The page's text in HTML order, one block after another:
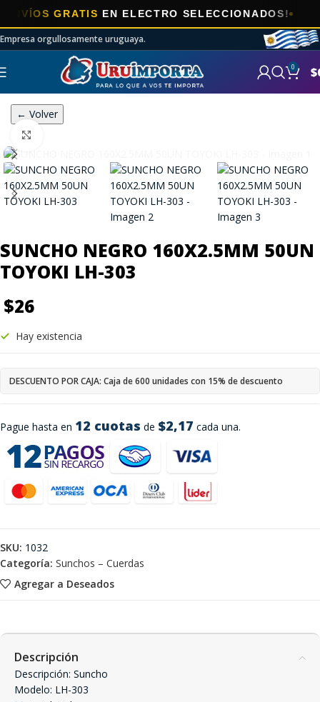
GRATISEN ELECTRO SELECCIONADOS!
Empresa orgullosamente uruguaya.
0 $
← Volver
SUNCHO NEGRO 160X2.5MM 50UN
TOYOKI LH-303
$26
Pague hasta en 12 cuotas de $2,17 cada una.
Hay existencia
DESCUENTO POR CAJA: Caja de 600 unidades con 15% de descuento
Agregar a Deseados
SKU: 1032
Categoría: Sunchos – Cuerdas
Descripción
Descripción: Suncho
Modelo: LH-303